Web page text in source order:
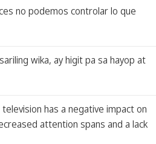
no podemos controlar lo que
wika, ay higit pa sa hayop at
has a negative impact on
attention spans and a lack